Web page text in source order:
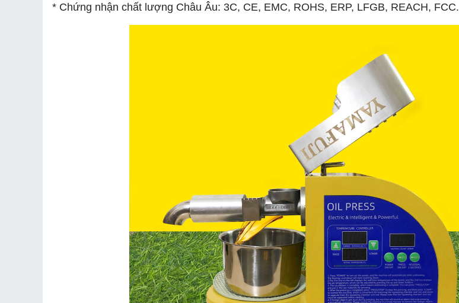
* Chứng nhận chất lượng Châu Âu: 3C, CE, EMC, ROHS, ERP, LFGB, REACH, FCC.